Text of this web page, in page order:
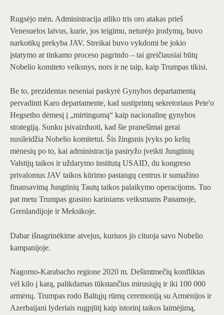
Rugsėjo mėn. Administracija atliko tris oro atakas prieš
Venesuelos laivus, kurie, jos teigimu, neturėjo įrodymų, buvo
narkotikų prekyba JAV. Streikai buvo vykdomi be jokio
įstatymo ar tinkamo proceso pagrindo – tai greičiausiai būtų
Nobelio komiteto veiksnys, nors ir ne taip, kaip Trumpas tikisi.
Be to, prezidentas neseniai paskyrė Gynybos departamentą
pervadinti Karo departamente, kad sustiprintų sekretoriaus Pete'o
Hegsetho dėmesį į „mirtingumą“ kaip nacionalinę gynybos
strategiją. Sunku įsivaizduoti, kad šie pranešimai gerai
nusileidžia Nobelio komitetui. Šis žingsnis įvyks po kelių
mėnesių po to, kai administracija pasiryžo įveikti Jungtinių
Valstijų taikos ir uždarymo institutą USAID, du kongreso
privalomus JAV taikos kūrimo pastangų centrus ir sumažino
finansavimą Jungtinių Tautų taikos palaikymo operacijoms. Tuo
pat metu Trumpas grasino kariniams veiksmams Panamoje,
Grenlandijoje ir Meksikoje.
Dabar išnagrinėkime atvejus, kuriuos jis cituoja savo Nobelio
kampanijoje.
Nagorno-Karabacho regione 2020 m. Dešimtmečių konfliktas
vėl kilo į karą, palikdamas tūkstančius mirusiųjų ir iki 100 000
armėnų. Trumpas rodo Baltųjų rūmų ceremoniją su Armėnijos ir
Azerbaijani lyderiais rugpjūtį kaip istorinį taikos laimėjimą,